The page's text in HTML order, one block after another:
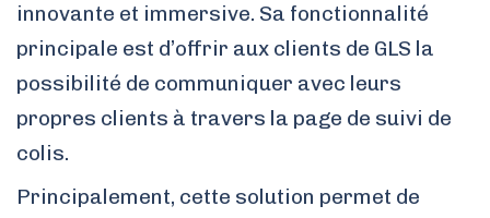
innovante et immersive. Sa fonctionnalité
principale est d’offrir aux clients de GLS la
possibilité de communiquer avec leurs
propres clients à travers la page de suivi de
colis.
Principalement, cette solution permet de